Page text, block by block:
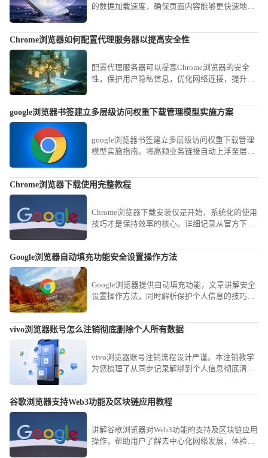
的数据加载速度，确保页面内容能够更快速地加
Chrome浏览器如何配置代理服务器以提高安全性
配置代理服务器可以提高Chrome浏览器的安全
性，保护用户隐私信息，优化网络连接，提升网
google浏览器书签建立多层级访问权重下载管理模型实施方案
google浏览器书签建立多层级访问权重下载管理
模型实施指南。将高频业务链接自动上浮至层级
Chrome浏览器下载使用完整教程
Chrome浏览器下载安装仅是开始，系统化的使用
技巧才是保持效率的核心。详细记录从官方下载
在使用过程中能最大限度发挥软件优势，告别页
Google浏览器自动填充功能安全设置操作方法
Google浏览器提供自动填充功能，文章讲解安全
设置操作方法，同时解析保护个人信息的技巧，
vivo浏览器账号怎么注销彻底删除个人所有数据
vivo浏览器账号注销流程设计严谨。本注销教学
为您梳理了从同步记录解绑到个人信息彻底清空
谷歌浏览器支持Web3功能及区块链应用教程
讲解谷歌浏览器对Web3功能的支持及区块链应用
操作，帮助用户了解去中心化网络发展，体验新